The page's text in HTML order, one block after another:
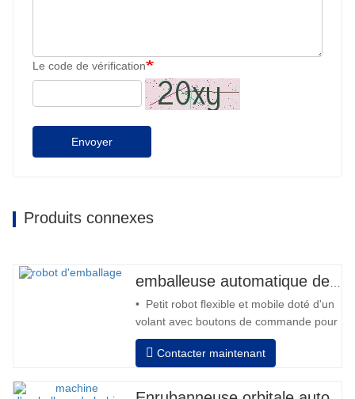
Le code de vérification
Envoyer
Produits connexes
• Petit robot flexible et mobile doté d'un
volant avec boutons de commande pour
l'avant et l'arrière • Fonctionnement
hors colonne • 2 batteries 12V / 110 Ah
batterie pleine 120-130 palettes •
Contacter maintenant